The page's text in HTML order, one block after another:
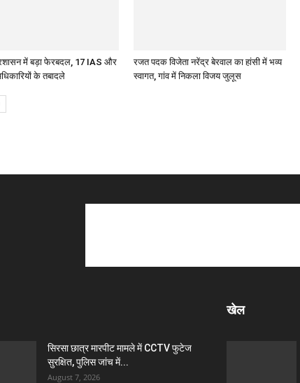
में बड़ा फेरबदल, 17 IAS और
के तबादले
रजत पदक विजेता नरेंद्र बेरवाल का हांसी में भव्य
स्वागत, गांव में निकला विजय जुलूस
सिरसा छात्र मारपीट मामले में CCTV फुटेज
सुरक्षित, पुलिस जांच में...
August 7, 2026
खेल